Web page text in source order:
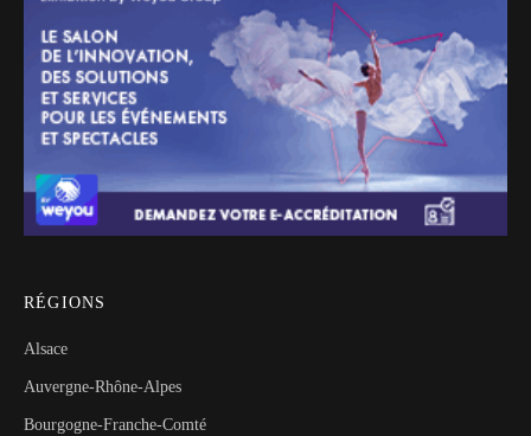
RÉGIONS
Alsace
Auvergne-Rhône-Alpes
Bourgogne-Franche-Comté